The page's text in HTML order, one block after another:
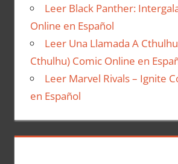
Leer Black Panther:
Online en Español
Leer Una Llamada A
Cthulhu) Comic Online en
Leer Marvel Rivals – Ignite
en Español